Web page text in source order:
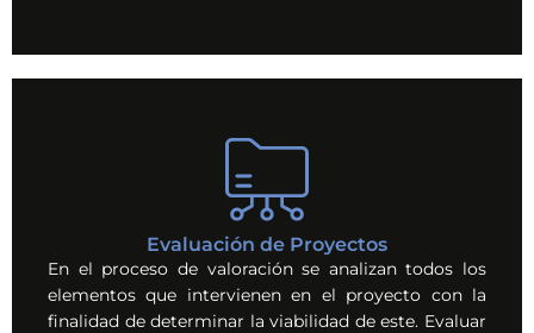
Evaluación de Proyectos
En el proceso de valoración se analizan todos los
elementos que intervienen en el proyecto con la
finalidad de determinar la viabilidad de este. Evaluar